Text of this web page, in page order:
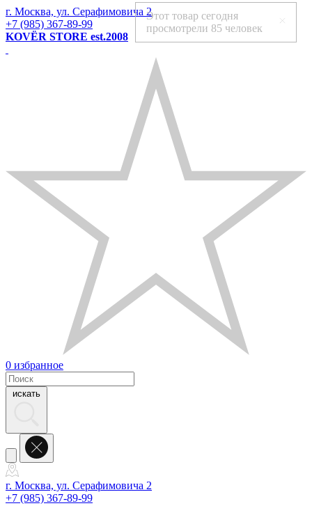
г. Москва, ул. Серафимовича 2
+7 (985) 367-89-99
KOVЁR STORE est.2008
0 избранное
г. Москва, ул. Серафимовича 2
+7 (985) 367-89-99
Этот товар сегодня
просмотрели 85 человек